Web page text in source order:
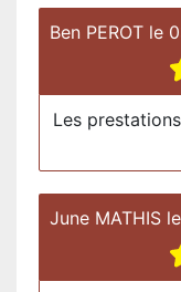
Ben PEROT le
Les
June MATHIS le